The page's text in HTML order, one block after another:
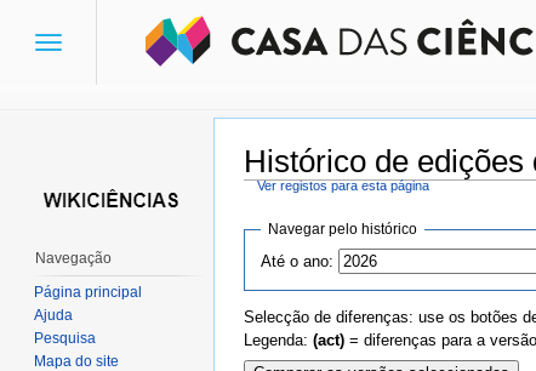
Histórico de
Ver registos para esta página
Navegar pelo histórico
Até o ano:
Selecção de diferenças: use os botões
Legenda: (act) = diferenças para a
Toggle
Navegação
Página principal
Ajuda
Pesquisa
Mapa do site